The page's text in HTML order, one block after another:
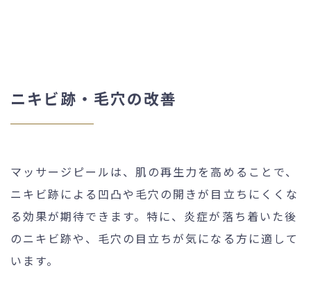
ニキビ跡・毛穴の改善
マッサージピールは、肌の再生力を高めることで、
ニキビ跡による凹凸や毛穴の開きが目立ちにくくな
る効果が期待できます。特に、炎症が落ち着いた後
のニキビ跡や、毛穴の目立ちが気になる方に適して
います。